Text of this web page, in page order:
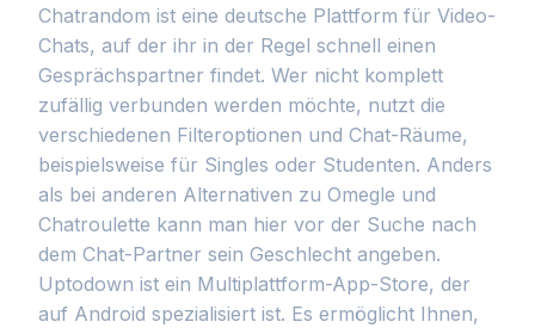
Chatrandom ist eine deutsche Plattform für Video-
Chats, auf der ihr in der Regel schnell einen
Gesprächspartner findet. Wer nicht komplett
zufällig verbunden werden möchte, nutzt die
verschiedenen Filteroptionen und Chat-Räume,
beispielsweise für Singles oder Studenten. Anders
als bei anderen Alternativen zu Omegle und
Chatroulette kann man hier vor der Suche nach
dem Chat-Partner sein Geschlecht angeben.
Uptodown ist ein Multiplattform-App-Store, der
auf Android spezialisiert ist. Es ermöglicht Ihnen,